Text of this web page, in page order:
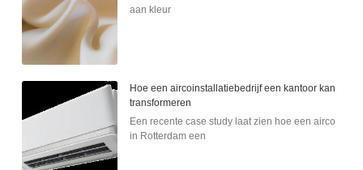
aan kleur
Hoe een aircoinstallatiebedrijf een kantoor kan
transformeren
Een recente case study laat zien hoe een airco
in Rotterdam een